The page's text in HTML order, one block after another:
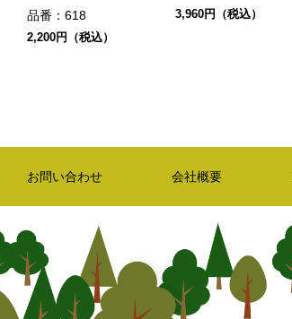
品番： 618
2,200円（税込）
3,960円（税込）
お問い合わせ 会社概要